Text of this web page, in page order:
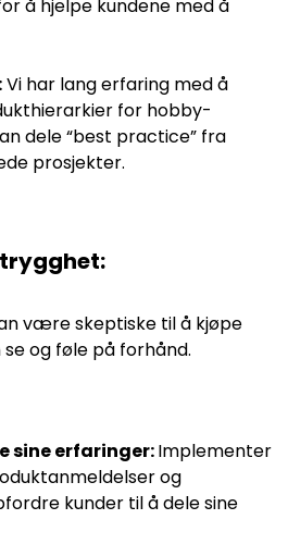
å hjelpe kundene med å
Vi har lang erfaring med å
for hobby-
dele “best practice” fra
prosjekter.
være skeptiske til å kjøpe
og føle på forhånd.
sine erfaringer:Implementer
og
kunder til å dele sine